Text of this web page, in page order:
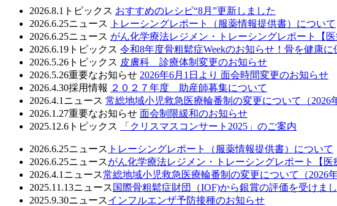
2026.8.1 トピックス おすすめのレシピ“8月”更新しました
2026.6.25ニュース
トレーシングレポート（服薬情報提供書）について
2026.6.25ニュース がん化学療法レジメン・トレーシングレポート【
2026.6.19 トピックス 令和8年度骨粗鬆症Weekのお知らせ！骨を健康に
2026.5.26 トピックス 皮膚科 診療体制変更のお知らせ
2026.5.26重要なお知らせ 2026年6月1日より 面会時間変更のお知らせ
2026.4.30採用情報 ２０２７年度 助産師募集について
2026.4.1 ニュース 常総地域小児救急医療輪番制の変更について（2026
2026.1.27重要なお知らせ 面会制限緩和のお知らせ
2025.12.6 トピックス 「クリスマスコンサート2025」のご案内
2026.6.25ニュース トレーシングレポート（服薬情報提供書）について
2026.6.25ニュースがん化学療法レジメン・トレーシングレポート【
2026.4.1 ニュース常総地域小児救急医療輪番制の変更について（2026年
2025.11.13ニュース 国際骨粗鬆症財団（IOF)から銀賞の評価を受けま
2025.9.30ニュースインフルエンザ予防接種のお知らせ